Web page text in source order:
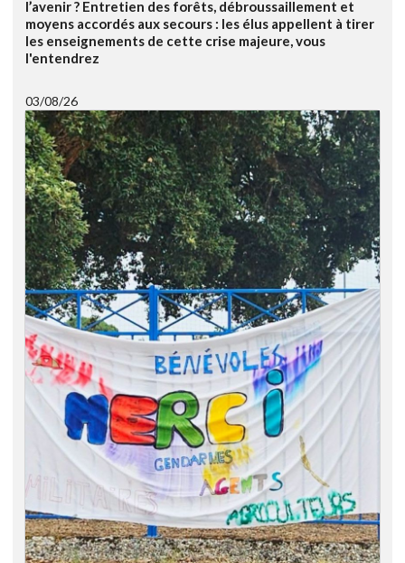
l’avenir ? Entretien des forêts, débroussaillement et
moyens accordés aux secours : les élus appellent à tirer
les enseignements de cette crise majeure, vous
l'entendrez
03/08/26